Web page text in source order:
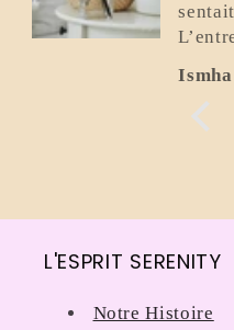
sentait la
L’entreprise
Elle a été
Ismha
L'ESPRIT SERENITY
Notre Histoire